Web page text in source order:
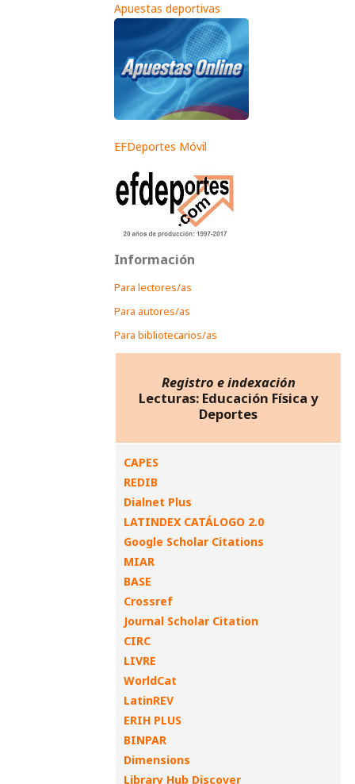
Apuestas deportivas
EFDeportes Móvil
Información
Para lectores/as
Para autores/as
Para bibliotecarios/as
Registro e indexación
Lecturas: Educación Física y
Deportes
CAPES
REDIB
Dialnet Plus
LATINDEX CATÁLOGO 2.0
Google Scholar Citations
MIAR
BASE
Crossref
Journal Scholar Citation
CIRC
LIVRE
WorldCat
LatinREV
ERIH PLUS
BINPAR
Dimensions
Library Hub Discover